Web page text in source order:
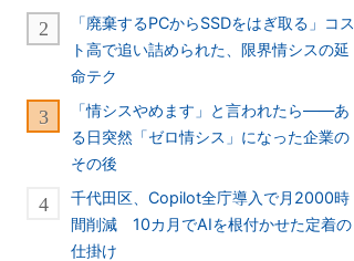
「廃棄するPCからSSDをはぎ取る」コス
ト高で追い詰められた、限界情シスの延
命テク
「情シスやめます」と言われたら――あ
る日突然「ゼロ情シス」になった企業の
その後
千代田区、Copilot全庁導入で月2000時
間削減 10カ月でAIを根付かせた定着の
仕掛け